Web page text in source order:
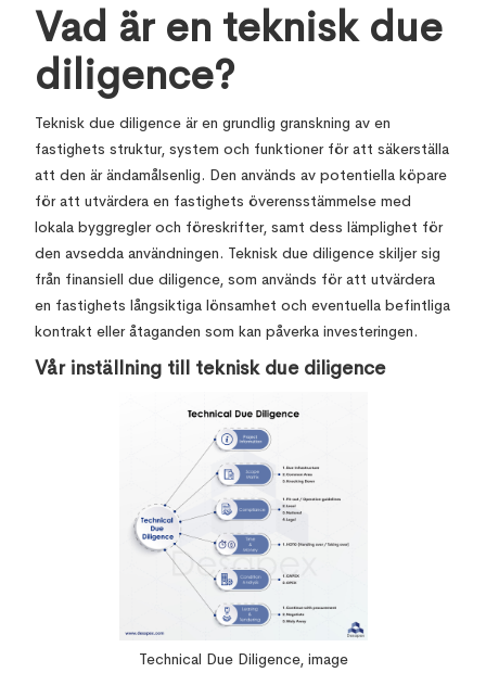
Vad är en teknisk due
diligence?
Teknisk due diligence är en grundlig granskning av en
fastighets struktur, system och funktioner för att säkerställa
att den är ändamålsenlig. Den används av potentiella köpare
för att utvärdera en fastighets överensstämmelse med
lokala byggregler och föreskrifter, samt dess lämplighet för
den avsedda användningen. Teknisk due diligence skiljer sig
från finansiell due diligence, som används för att utvärdera
en fastighets långsiktiga lönsamhet och eventuella befintliga
kontrakt eller åtaganden som kan påverka investeringen.
Vår inställning till teknisk due diligence
Technical Due Diligence, image